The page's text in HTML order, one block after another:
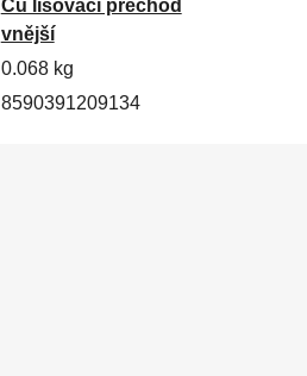
Cu lisovací přechod
vnější
0.068 kg
8590391209134